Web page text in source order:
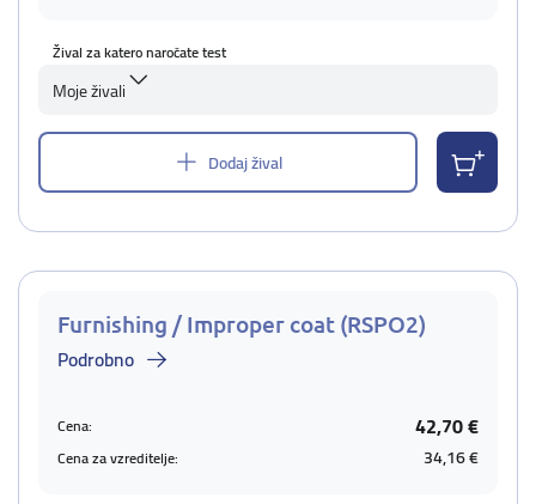
Žival za katero naročate test
Moje živali
Dodaj žival
Furnishing / Improper coat (RSPO2)
Podrobno
Cena: 42,70 €
Cena za vzreditelje: 34,16 €